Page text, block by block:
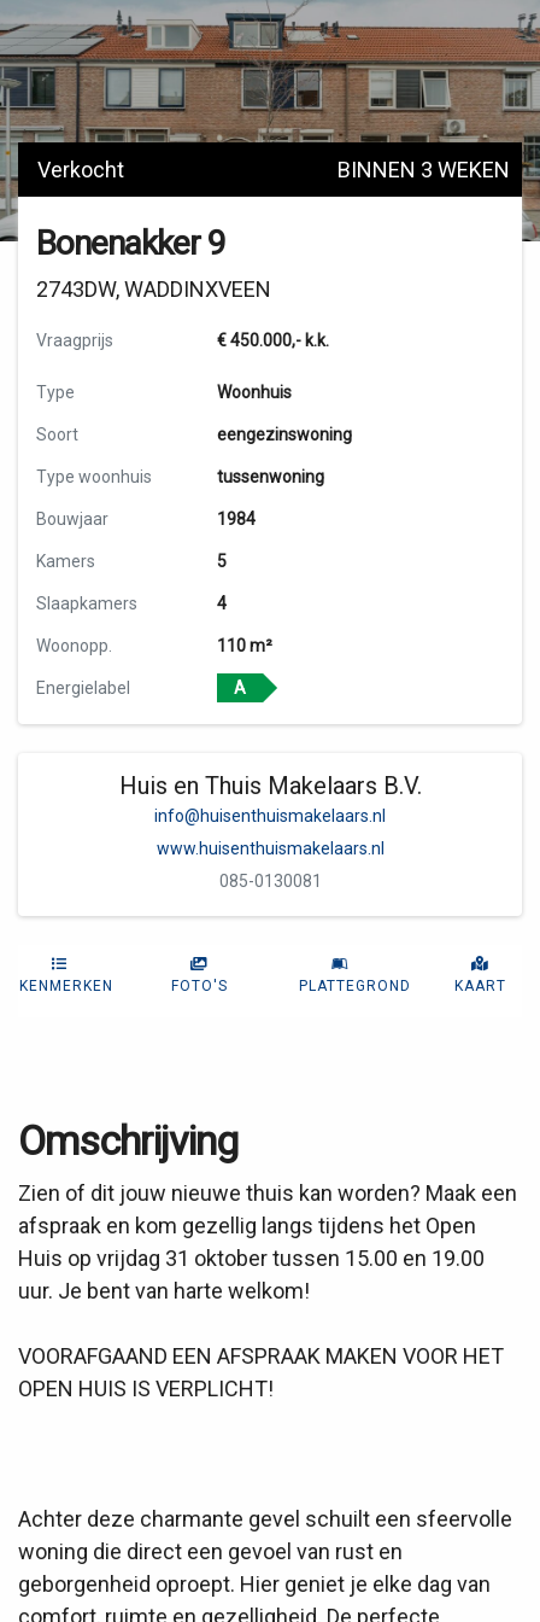
Verkocht BINNEN 3 WEKEN
Bonenakker 9
2743DW, WADDINXVEEN
Vraagprijs € 450.000,- k.k.
Type Woonhuis
Soort eengezinswoning
Type woonhuis tussenwoning
Bouwjaar 1984
Kamers 5
Slaapkamers 4
Woonopp. 110 m²
Energielabel A
Huis en Thuis Makelaars B.V.
info@huisenthuismakelaars.nl
www.huisenthuismakelaars.nl
085-0130081
KENMERKEN FOTO'S PLATTEGROND KAART
Omschrijving
Zien of dit jouw nieuwe thuis kan worden? Maak een
afspraak en kom gezellig langs tijdens het Open
Huis op vrijdag 31 oktober tussen 15.00 en 19.00
uur. Je bent van harte welkom!
VOORAFGAAND EEN AFSPRAAK MAKEN VOOR HET
OPEN HUIS IS VERPLICHT!
Achter deze charmante gevel schuilt een sfeervolle
woning die direct een gevoel van rust en
geborgenheid oproept. Hier geniet je elke dag van
comfort, ruimte en gezelligheid. De perfecte